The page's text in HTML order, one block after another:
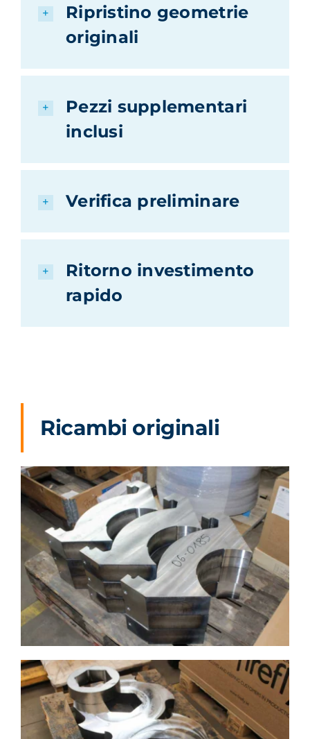
Ripristino geometrie
originali
Pezzi supplementari
inclusi
Verifica preliminare
Ritorno investimento
rapido
Ricambi originali